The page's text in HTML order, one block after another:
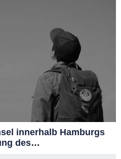
innerhalb Hamburgs
des